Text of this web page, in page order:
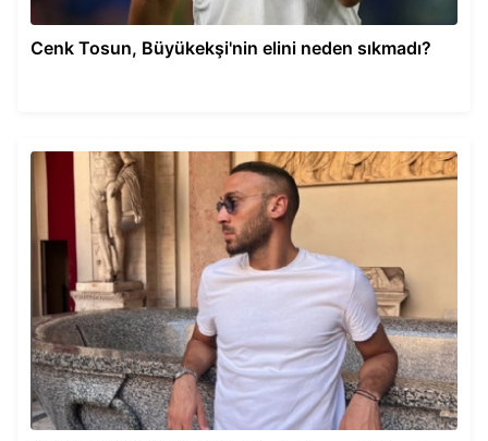
Cenk Tosun, Büyükekşi'nin elini neden sıkmadı?